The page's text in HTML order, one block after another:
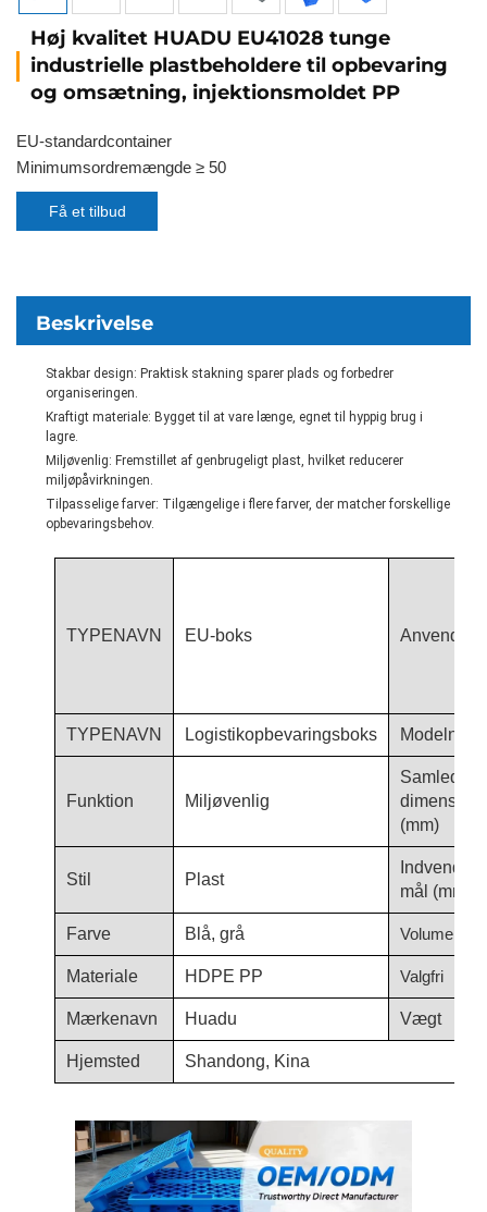
Høj kvalitet HUADU EU41028 tunge
industrielle plastbeholdere til opbevaring
og omsætning, injektionsmoldet PP
EU-standardcontainer
Minimumsordremængde ≥ 50
Få et tilbud
Beskrivelse
Stakbar design: Praktisk stakning sparer plads og forbedrer
organiseringen.
Kraftigt materiale: Bygget til at vare længe, egnet til hyppig brug i
lagre.
Miljøvenlig: Fremstillet af genbrugeligt plast, hvilket reducerer
miljøpåvirkningen.
Tilpasselige farver: Tilgængelige i flere farver, der matcher forskellige
opbevaringsbehov.
TYPENAVN EU-boks
TYPENAVN Logistikopbevaringsboks
Funktion Miljøvenlig
Samlede
(mm)
Stil Plast
Indvendige
mål (mm)
Farve Blå, grå Volumen (L)
Materiale HDPE PP Valgfri
Mærkenavn Huadu Vægt
Hjemsted Shandong, Kina